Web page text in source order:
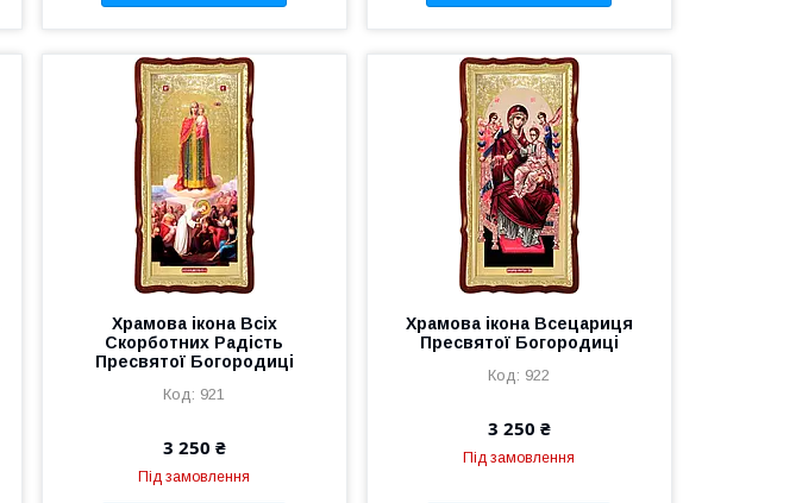
Храмова ікона Всіх
Скорботних Радість
Пресвятої Богородиці
921
3 250 ₴
Під замовлення
Храмова ікона Всецариця
Пресвятої Богородиці
922
3 250 ₴
Під замовлення